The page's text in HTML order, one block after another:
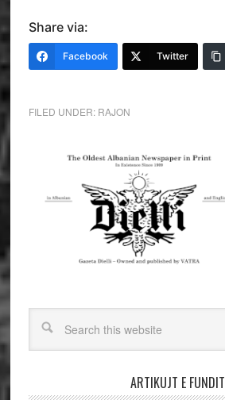
Share via:
Facebook Twitter
FILED UNDER: RAJON
ARTIKUJT E FUNDIT